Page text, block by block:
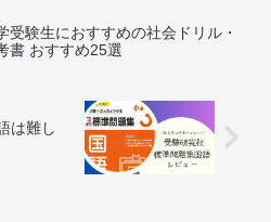
受験生におすすめの社会ドリル・
書 おすすめ25選
は難し